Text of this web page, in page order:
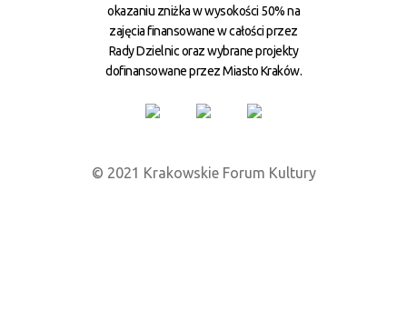
okazaniu zniżka w wysokości 50% na
zajęcia finansowane w całości przez
Rady Dzielnic oraz wybrane projekty
dofinansowane przez Miasto Kraków.
© 2021 Krakowskie Forum Kultury